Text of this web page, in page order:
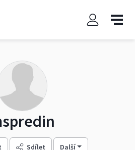
Sdílet Další